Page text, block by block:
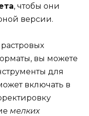
, чтобы они
версии.
вы можете
для
включать в
мелких